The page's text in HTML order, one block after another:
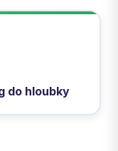
do hloubky